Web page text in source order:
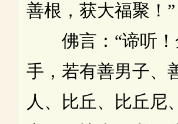
善根，获大福聚！”
佛言：“谛听！
手，若有善男子、
人、比丘、比丘尼